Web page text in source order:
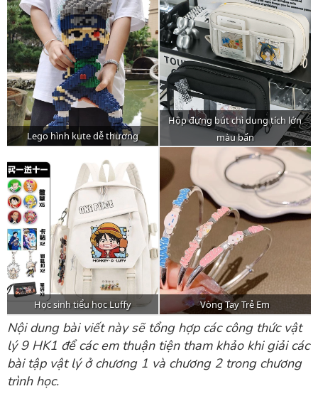
Nội dung bài viết này sẽ tổng hợp các công thức vật
lý 9 HK1 để các em thuận tiện tham khảo khi giải các
bài tập vật lý ở chương 1 và chương 2 trong chương
trình học.